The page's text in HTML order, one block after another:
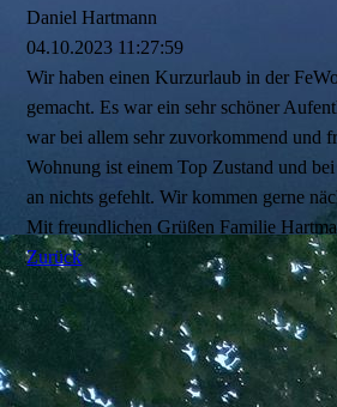
Daniel Hartmann
04.10.2023 11:27:59
Wir haben einen Kurzurlaub in der
gemacht. Es war ein sehr schöner
war bei allem sehr zuvorkommend und
Wohnung ist einem Top Zustand und
an nichts gefehlt. Wir kommen gerne
Mit freundlichen Grüßen Familie
Zurück